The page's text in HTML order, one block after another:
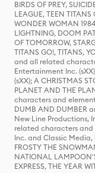
BIRDS OF PREY,
LEAGUE, TEEN
WONDER WOMAN
LIGHTNING, DOOM
OF TOMORROW,
TITANS GO!, TITANS,
and all related
Entertainment Inc.
(sXX); A CHRISTMAS
PLANET AND THE
characters and
DUMB AND DUMBER
New Line Productions,
related characters and
Inc. and Classic
FROSTY THE
NATIONAL
EXPRESS, THE YEAR